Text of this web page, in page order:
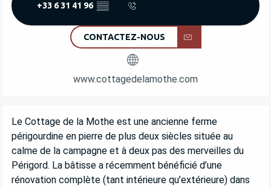
+33 6 31 41 96 ▒▒
CONTACTEZ-NOUS
www.cottagedelamothe.com
DESCRIPTION
Le Cottage de la Mothe est une ancienne ferme
périgourdine en pierre de plus deux siècles située au
calme de la campagne et à deux pas des merveilles du
Périgord. La bâtisse a récemment bénéficié d’une
rénovation complète (tant intérieure qu’extérieure) dans